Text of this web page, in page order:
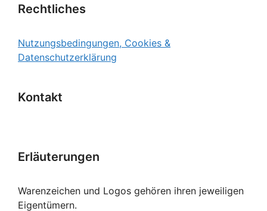
Rechtliches
Nutzungsbedingungen, Cookies &
Datenschutzerklärung
Kontakt
Erläuterungen
Warenzeichen und Logos gehören ihren jeweiligen
Eigentümern.